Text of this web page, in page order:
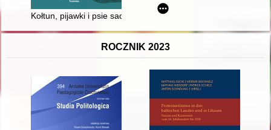
Kołtun, pijawki i psie sadło : pamiętnik
ROCZNIK 2023